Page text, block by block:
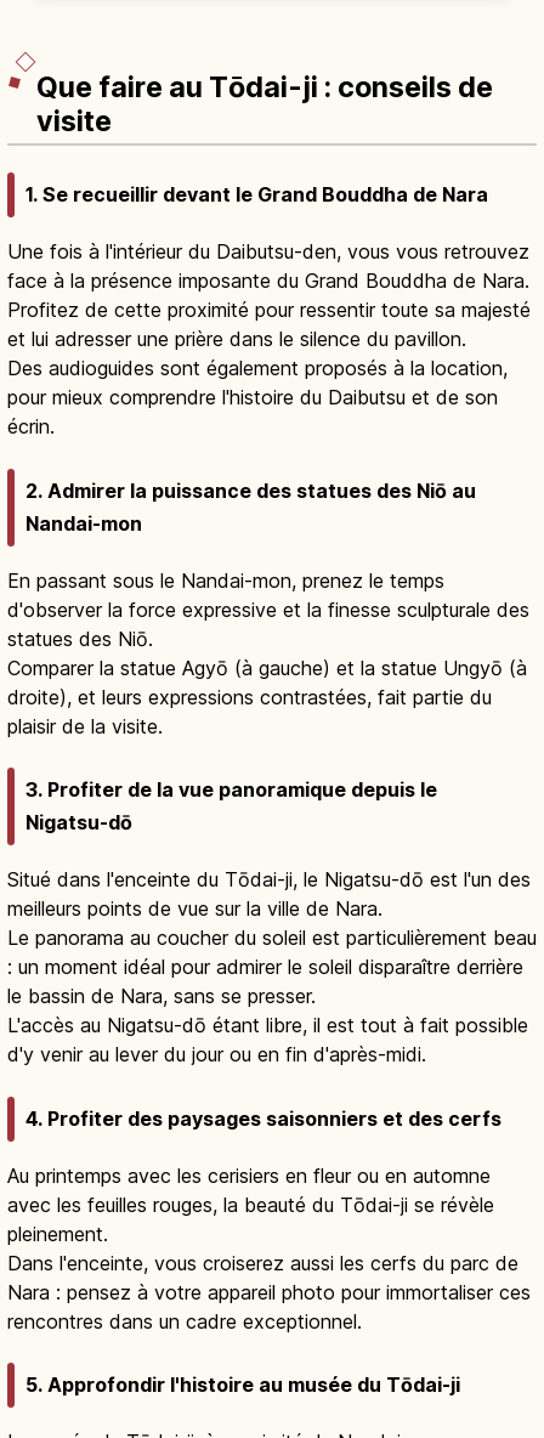
Que faire au Tōdai-ji : conseils de
visite
1. Se recueillir devant le Grand Bouddha de Nara
Une fois à l'intérieur du Daibutsu-den, vous vous retrouvez
face à la présence imposante du Grand Bouddha de Nara.
Profitez de cette proximité pour ressentir toute sa majesté
et lui adresser une prière dans le silence du pavillon.
Des audioguides sont également proposés à la location,
pour mieux comprendre l'histoire du Daibutsu et de son
écrin.
2. Admirer la puissance des statues des Niō au
Nandai-mon
En passant sous le Nandai-mon, prenez le temps
d'observer la force expressive et la finesse sculpturale des
statues des Niō.
Comparer la statue Agyō (à gauche) et la statue Ungyō (à
droite), et leurs expressions contrastées, fait partie du
plaisir de la visite.
3. Profiter de la vue panoramique depuis le
Nigatsu-dō
Situé dans l'enceinte du Tōdai-ji, le Nigatsu-dō est l'un des
meilleurs points de vue sur la ville de Nara.
Le panorama au coucher du soleil est particulièrement beau
: un moment idéal pour admirer le soleil disparaître derrière
le bassin de Nara, sans se presser.
L'accès au Nigatsu-dō étant libre, il est tout à fait possible
d'y venir au lever du jour ou en fin d'après-midi.
4. Profiter des paysages saisonniers et des cerfs
Au printemps avec les cerisiers en fleur ou en automne
avec les feuilles rouges, la beauté du Tōdai-ji se révèle
pleinement.
Dans l'enceinte, vous croiserez aussi les cerfs du parc de
Nara : pensez à votre appareil photo pour immortaliser ces
rencontres dans un cadre exceptionnel.
5. Approfondir l'histoire au musée du Tōdai-ji